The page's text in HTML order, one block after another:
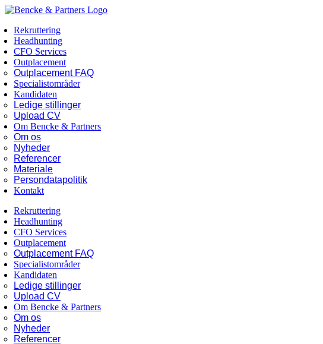
Skip
content
Facebook
LinkedIn
Rekruttering
Headhunting
CFO Services
Outplacement
Outplacement FAQ
Specialistområder
Kandidaten
Ledige stillinger
Upload CV
Om Bencke & Partners
Om os
Nyheder
Referencer
Materiale
Persondatapolitik
Kontakt
Rekruttering
Headhunting
CFO Services
Outplacement
Outplacement FAQ
Specialistområder
Kandidaten
Ledige stillinger
Upload CV
Om Bencke & Partners
Om os
Nyheder
Referencer